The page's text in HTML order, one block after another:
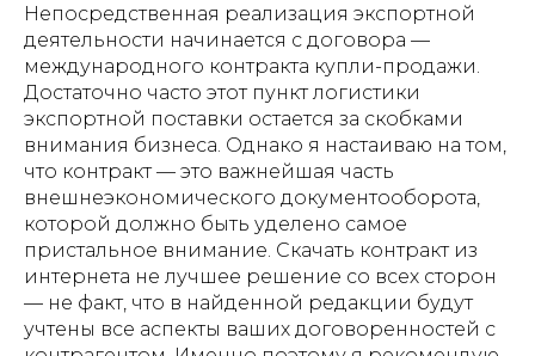
Непосредственная реализация экспортной
деятельности начинается с договора —
международного контракта купли-продажи.
Достаточно часто этот пункт логистики
экспортной поставки остается за скобками
внимания бизнеса. Однако я настаиваю на том,
что контракт — это важнейшая часть
внешнеэкономического документооборота,
которой должно быть уделено самое
пристальное внимание. Скачать контракт из
интернета не лучшее решение со всех сторон
— не факт, что в найденной редакции будут
учтены все аспекты ваших договоренностей с